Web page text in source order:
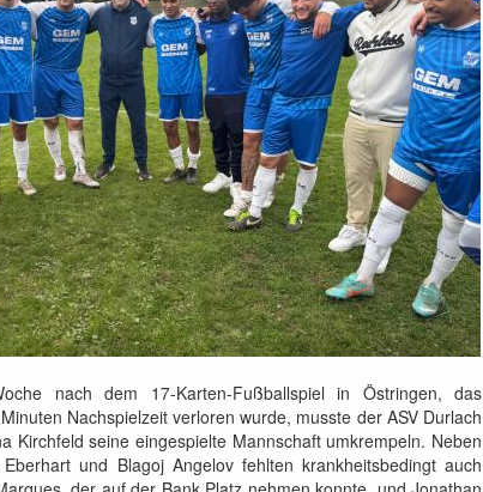
nach dem 17-Karten-Fußballspiel in Östringen, das
Nachspielzeit verloren wurde, musste der ASV Durlach
Kirchfeld seine eingespielte Mannschaft umkrempeln. Neben
und Blagoj Angelov fehlten krankheitsbedingt auch